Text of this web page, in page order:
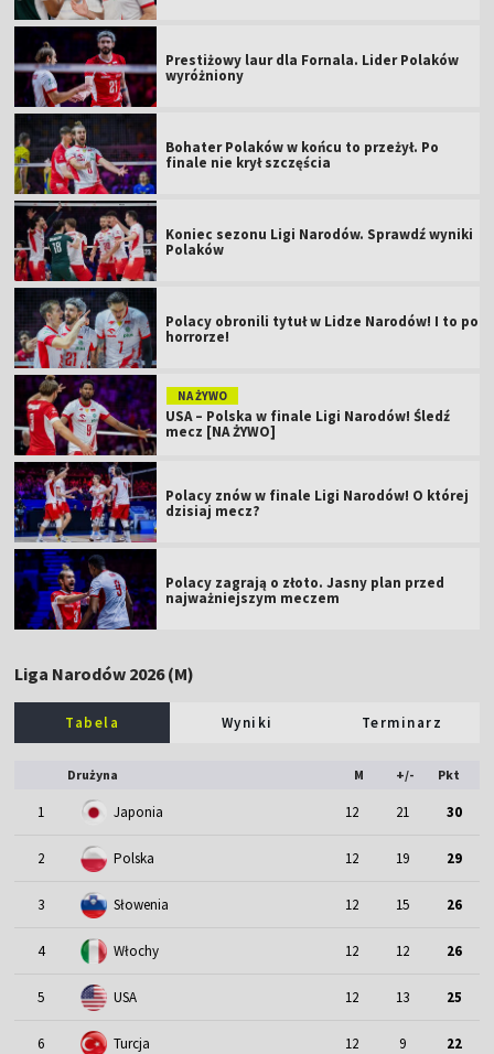
Prestiżowy laur dla Fornala. Lider Polaków
wyróżniony
Bohater Polaków w końcu to przeżył. Po
finale nie krył szczęścia
Koniec sezonu Ligi Narodów. Sprawdź wyniki
Polaków
Polacy obronili tytuł w Lidze Narodów! I to po
horrorze!
NA ŻYWO
USA – Polska w finale Ligi Narodów! Śledź
mecz [NA ŻYWO]
Polacy znów w finale Ligi Narodów! O której
dzisiaj mecz?
Polacy zagrają o złoto. Jasny plan przed
najważniejszym meczem
Liga Narodów 2026 (M)
Tabela Wyniki Terminarz
Drużyna M +/- Pkt
1 Japonia 12 21 30
2 Polska 12 19 29
3 Słowenia 12 15 26
4 Włochy 12 12 26
5 USA 12 13 25
6 Turcja 12 9 22